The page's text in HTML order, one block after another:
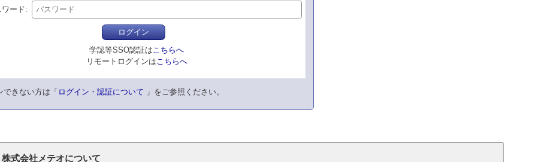
ード
ログイン
学認等SSO認証は こちらへ
リモートログインは こちらへ
できない方は「 ログイン・認証について 」をご参照ください。
株式会社メテオについて